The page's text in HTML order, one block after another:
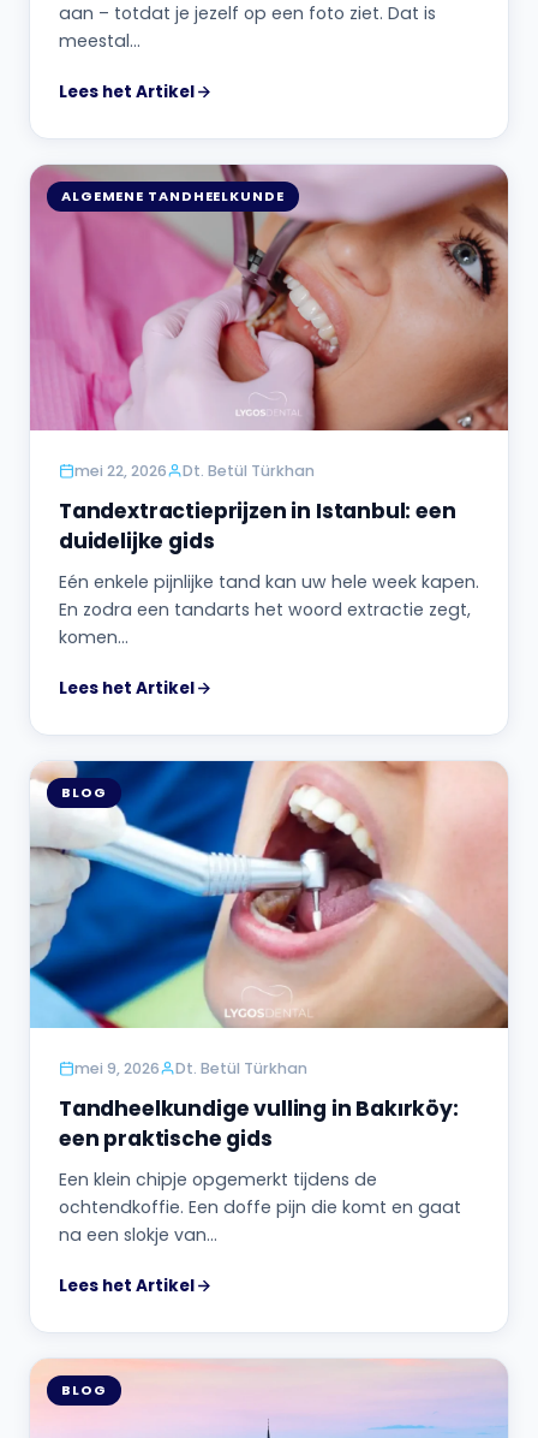
aan – totdat je jezelf op een foto ziet. Dat is
meestal…
Lees het Artikel
ALGEMENE TANDHEELKUNDE
mei 22, 2026 Dt. Betül Türkhan
Tandextractieprijzen in Istanbul: een
duidelijke gids
Eén enkele pijnlijke tand kan uw hele week kapen.
En zodra een tandarts het woord extractie zegt,
komen…
Lees het Artikel
BLOG
mei 9, 2026 Dt. Betül Türkhan
Tandheelkundige vulling in Bakırköy:
een praktische gids
Een klein chipje opgemerkt tijdens de
ochtendkoffie. Een doffe pijn die komt en gaat
na een slokje van…
Lees het Artikel
BLOG